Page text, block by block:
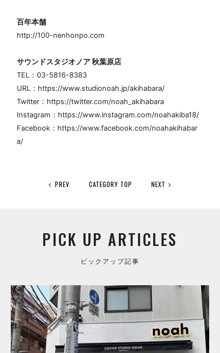
百年本舗
http://100-nenhonpo.com
サウンドスタジオノア 秋葉原店
TEL ：03-5816-8383
URL ： https://www.studionoah.jp/akihabara/
Twitter ： https://twitter.com/noah_akihabara
Instagram ： https://www.instagram.com/noahakiba18/
Facebook ： https://www.facebook.com/noahakihabar
a/
PREV CATEGORY TOP NEXT
PICK UP ARTICLES
ピックアップ記事